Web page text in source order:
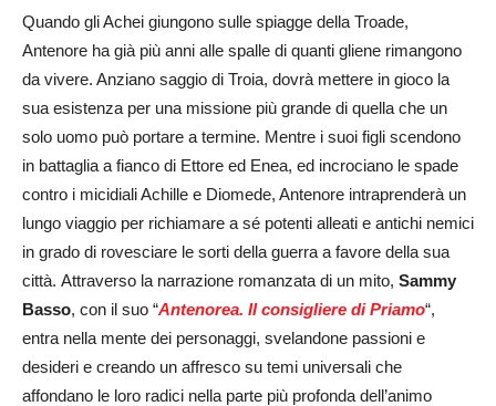
Quando gli Achei giungono sulle spiagge della Troade,
Antenore ha già più anni alle spalle di quanti gliene rimangono
da vivere. Anziano saggio di Troia, dovrà mettere in gioco la
sua esistenza per una missione più grande di quella che un
solo uomo può portare a termine. Mentre i suoi figli scendono
in battaglia a fianco di Ettore ed Enea, ed incrociano le spade
contro i micidiali Achille e Diomede, Antenore intraprenderà un
lungo viaggio per richiamare a sé potenti alleati e antichi nemici
in grado di rovesciare le sorti della guerra a favore della sua
città. Attraverso la narrazione romanzata di un mito, Sammy
Basso, con il suo “Antenorea. Il consigliere di Priamo“,
entra nella mente dei personaggi, svelandone passioni e
desideri e creando un affresco su temi universali che
affondano le loro radici nella parte più profonda dell’animo